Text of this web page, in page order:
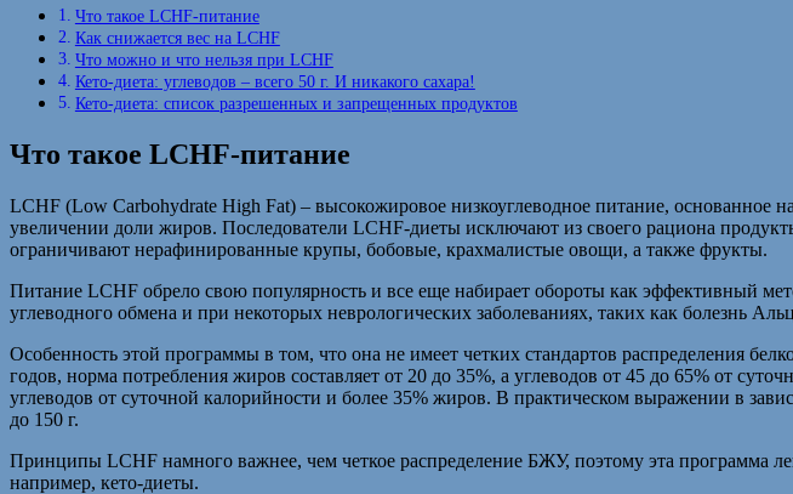
Что такое LCHF-питание
Как снижается вес на LCHF
Что можно и что нельзя при LCHF
Кето-диета: углеводов – всего 50 г. И никакого сахара!
Кето-диета: список разрешенных и запрещенных продуктов
Что такое LCHF-питание
LCHF (Low Carbohydrate High Fat) – высокожировое низкоуглеводное питание,
увеличении доли жиров. Последователи LCHF-диеты исключают из своего рациона
ограничивают нерафинированные крупы, бобовые, крахмалистые овощи, а также фрукты.
Питание LCHF обрело свою популярность и все еще набирает обороты как эффективный
углеводного обмена и при некоторых неврологических заболеваниях, таких как болезнь
Особенность этой программы в том, что она не имеет четких стандартов распределения
годов, норма потребления жиров составляет от 20 до 35%, а углеводов от 45 до 65% от
углеводов от суточной калорийности и более 35% жиров. В практическом выражении в
до 150 г.
Принципы LCHF намного важнее, чем четкое распределение БЖУ, поэтому эта программа
например, кето-диеты.